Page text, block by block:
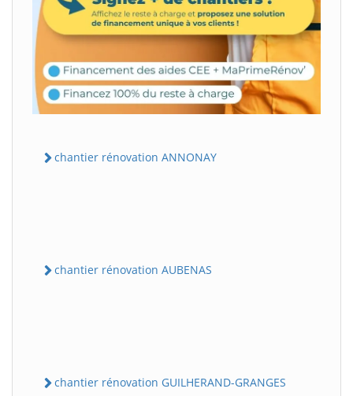
chantier rénovation ANNONAY
chantier rénovation AUBENAS
chantier rénovation GUILHERAND-GRANGES